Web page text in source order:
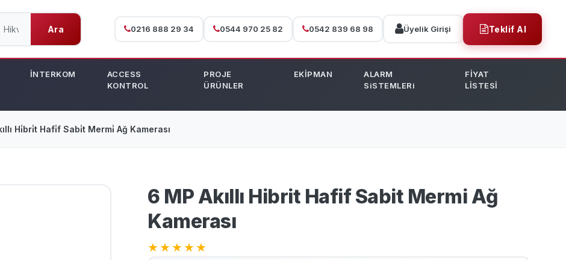
Ara 0216 888 29 34 0544 970 25 82 0542 839 68 98 Üyelik Girişi Teklif Al
İNTERKOM
ACCESS
KONTROL
PROJE
ÜRÜNLER
EKİPMAN
ALARM
SiSTEMLERi
FİYAT
LİSTESİ
Hi̇bri̇t Hafi̇f Sabi̇t Mermi̇ Ağ Kamerası
6 MP Akıllı Hibrit Hafif Sabit Mermi Ağ
Kamerası
★★★★★